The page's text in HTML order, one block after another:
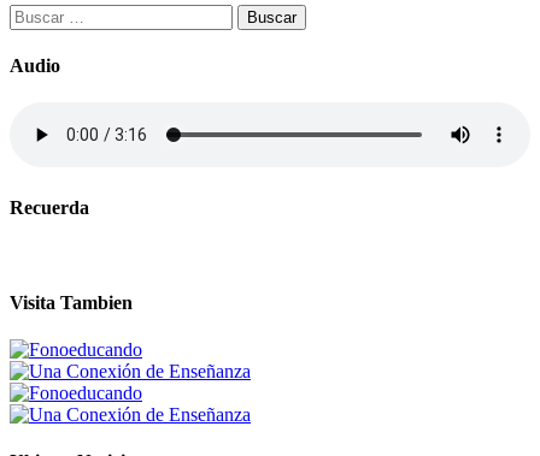
Buscar:
Audio
Recuerda
Visita Tambien